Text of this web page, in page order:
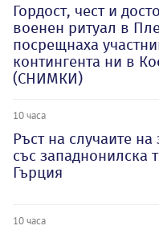
Гордост, чест и
военен ритуал в
посрещнаха
контингента ни в
(СНИМКИ)
10 часа
Ръст на случаите на
със западнонилска
Гърция
10 часа